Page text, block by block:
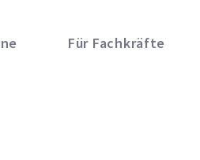
Für Fachkräfte